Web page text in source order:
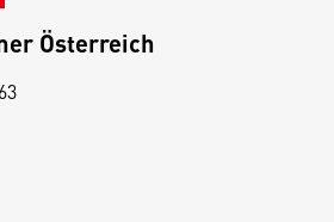
Österreich